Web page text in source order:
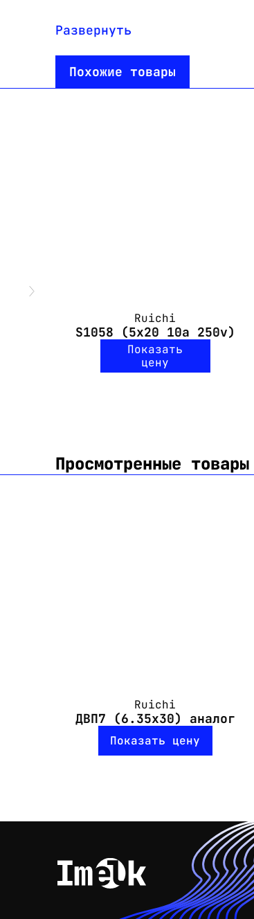
Размер установочного
отверстия, мм
Диаметр корпуса, мм
Развернуть
Похожие товары
Ruichi
S1058 (5x20 10a 250v)
Показать
цену
Просмотренные товары
Ruichi
ДВП7 (6.35x30) аналог
Показать цену